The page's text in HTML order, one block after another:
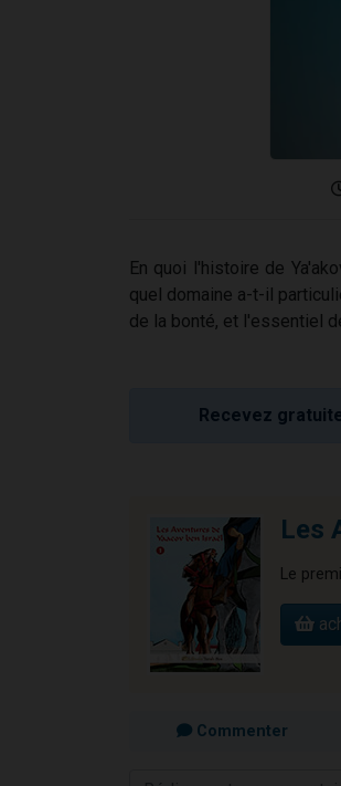
En quoi l'histoire de
quel domaine a-t-il
de la bonté, et l'essentiel
Recevez
Les
Le
Commenter